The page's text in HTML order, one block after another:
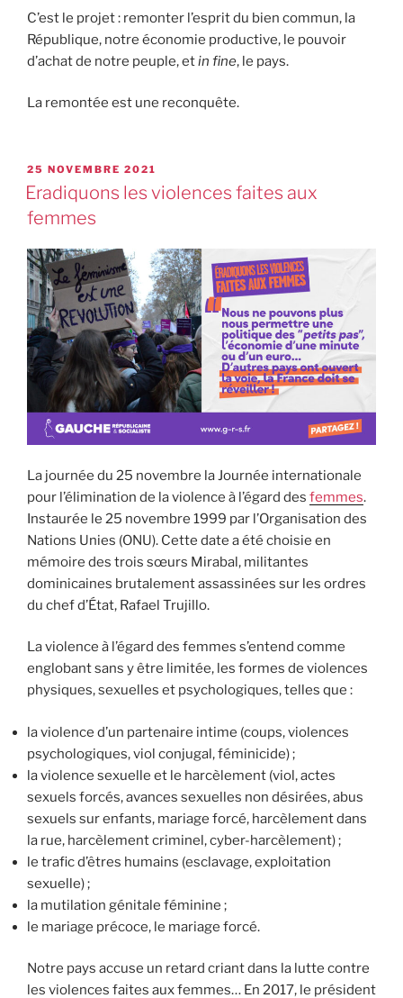
C’est le projet : remonter l’esprit du bien commun, la
République, notre économie productive, le pouvoir
d’achat de notre peuple, etin fine, le pays.
La remontée est une reconquête.
25 NOVEMBRE 2021
Eradiquons les violences faites aux
femmes
La journée du 25 novembre la Journée internationale
pour l’élimination de la violence à l’égard des femmes.
Instaurée le 25 novembre 1999 par l’Organisation des
Nations Unies (ONU). Cette date a été choisie en
mémoire des trois sœurs Mirabal, militantes
dominicaines brutalement assassinées sur les ordres
du chef d’État, Rafael Trujillo.
La violence à l’égard des femmes s’entend comme
englobant sans y être limitée, les formes de violences
physiques, sexuelles et psychologiques, telles que :
la violence d’un partenaire intime (coups, violences
psychologiques, viol conjugal, féminicide) ;
la violence sexuelle et le harcèlement (viol, actes
sexuels forcés, avances sexuelles non désirées, abus
sexuels sur enfants, mariage forcé, harcèlement dans
la rue, harcèlement criminel, cyber-harcèlement) ;
le trafic d’êtres humains (esclavage, exploitation
sexuelle) ;
la mutilation génitale féminine ;
le mariage précoce, le mariage forcé.
Notre pays accuse un retard criant dans la lutte contre
les violences faites aux femmes… En 2017, le président